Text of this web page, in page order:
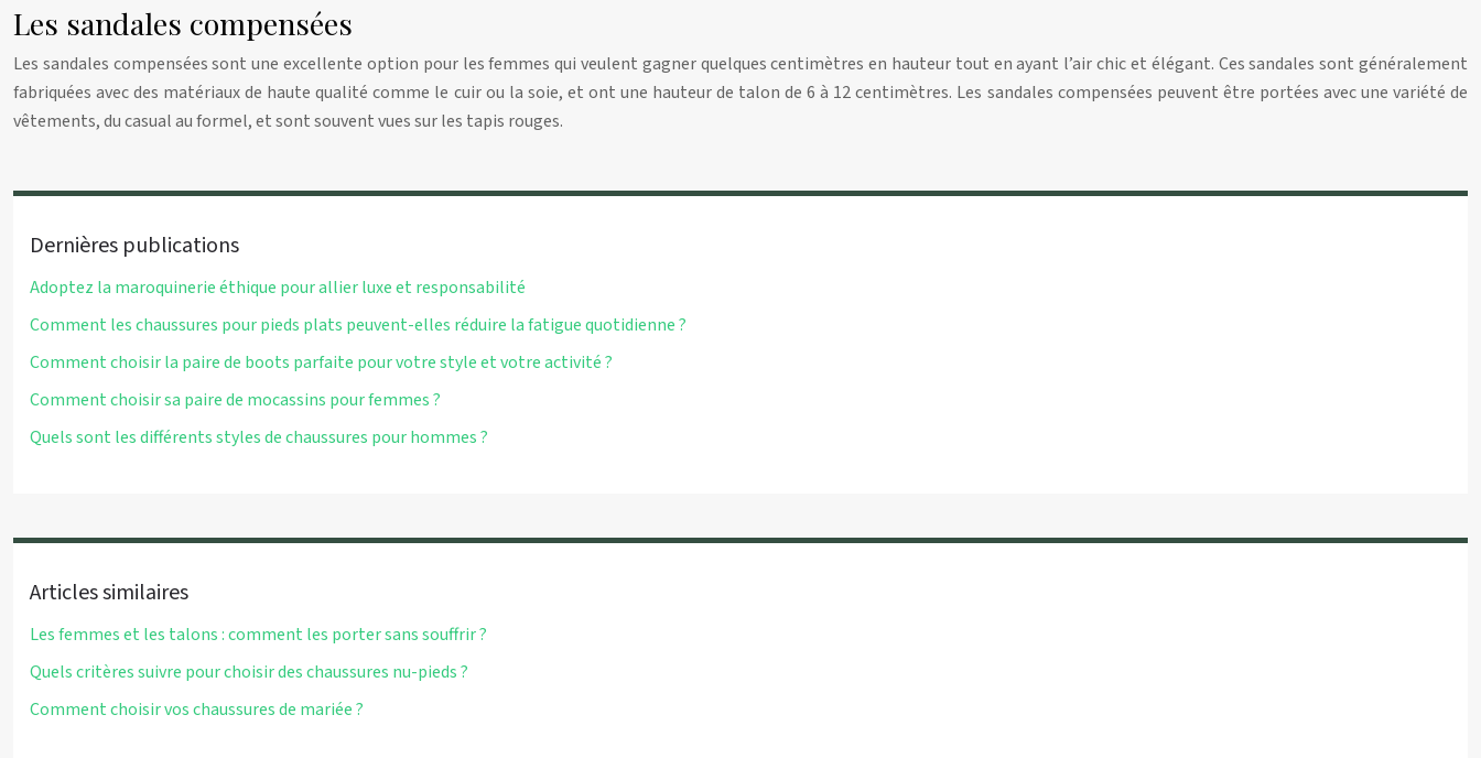
Les sandales compensées
Les sandales compensées sont une excellente option pour les femmes qui veulent gagner quelques centimètres en hauteur tout en ayant l’air chic et élégant. Ces sandales sont généralement
fabriquées avec des matériaux de haute qualité comme le cuir ou la soie, et ont une hauteur de talon de 6 à 12 centimètres. Les sandales compensées peuvent être portées avec une variété de
vêtements, du casual au formel, et sont souvent vues sur les tapis rouges.
Dernières publications
Adoptez la maroquinerie éthique pour allier luxe et responsabilité
Comment les chaussures pour pieds plats peuvent-elles réduire la fatigue quotidienne ?
Comment choisir la paire de boots parfaite pour votre style et votre activité ?
Comment choisir sa paire de mocassins pour femmes ?
Quels sont les différents styles de chaussures pour hommes ?
Articles similaires
Les femmes et les talons : comment les porter sans souffrir ?
Quels critères suivre pour choisir des chaussures nu-pieds ?
Comment choisir vos chaussures de mariée ?